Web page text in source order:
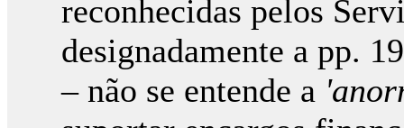
reconhecidas pelos
designadamente a pp.
– não se entende a